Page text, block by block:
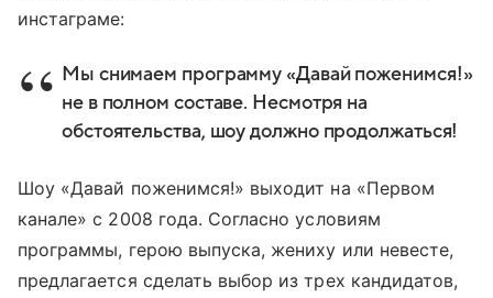
инстаграме:
Мы снимаем программу «Давай поженимся!»
не в полном составе. Несмотря на
обстоятельства, шоу должно продолжаться!
Шоу «Давай поженимся!» выходит на «Первом
канале» с 2008 года. Согласно условиям
программы, герою выпуска, жениху или невесте,
предлагается сделать выбор из трех кандидатов,